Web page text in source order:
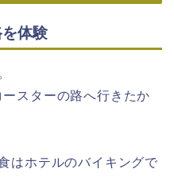
体験
スターの路へ行きたか
はホテルのバイキングで